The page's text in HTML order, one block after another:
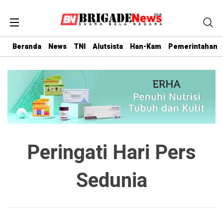
Beranda News TNI Alutsista Han-Kam Pemerintahan
Peringati Hari Pers
Sedunia